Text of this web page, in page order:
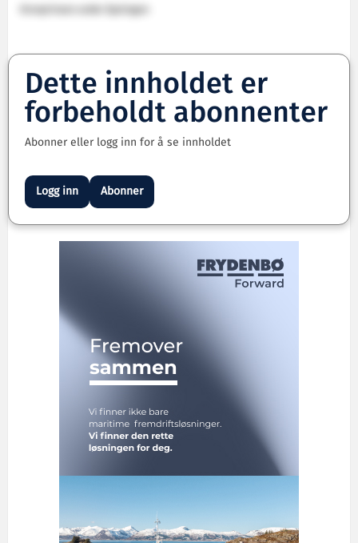
Dette innholdet er
forbeholdt abonnenter
Abonner eller logg inn for å se innholdet
Logg inn Abonner